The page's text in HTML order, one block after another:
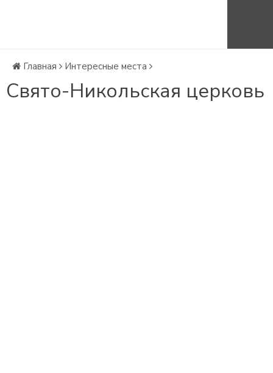
Главная Интересные места
Свято-Никольская церковь